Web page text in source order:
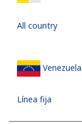
All country
Venezuela
Línea fija